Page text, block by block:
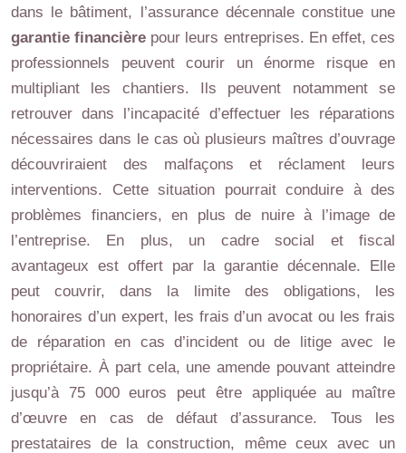
dans le bâtiment, l’assurance décennale constitue une
garantie financière pour leurs entreprises. En effet, ces
professionnels peuvent courir un énorme risque en
multipliant les chantiers. Ils peuvent notamment se
retrouver dans l’incapacité d’effectuer les réparations
nécessaires dans le cas où plusieurs maîtres d’ouvrage
découvriraient des malfaçons et réclament leurs
interventions. Cette situation pourrait conduire à des
problèmes financiers, en plus de nuire à l’image de
l’entreprise. En plus, un cadre social et fiscal
avantageux est offert par la garantie décennale. Elle
peut couvrir, dans la limite des obligations, les
honoraires d’un expert, les frais d’un avocat ou les frais
de réparation en cas d’incident ou de litige avec le
propriétaire. À part cela, une amende pouvant atteindre
jusqu’à 75 000 euros peut être appliquée au maître
d’œuvre en cas de défaut d’assurance. Tous les
prestataires de la construction, même ceux avec un